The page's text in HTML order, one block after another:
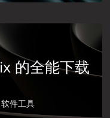
的全能下载
软件工具